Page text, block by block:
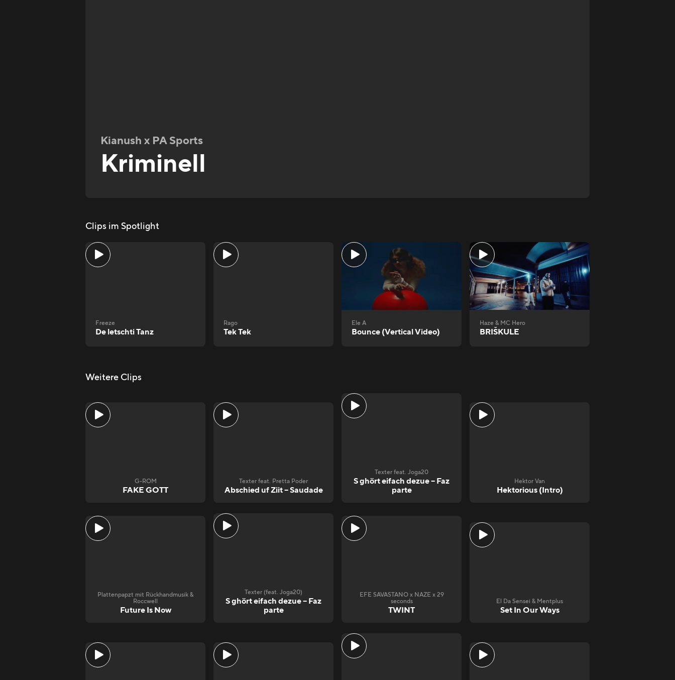
Kianush x PA Sports
Kriminell
Clips im Spotlight
Freeze
De letschti Tanz
Rago
Tek Tek
Ele A
Bounce (Vertical Video)
Haze & MC Hero
BRIŠKULE
Weitere Clips
G-ROM
FAKE GOTT
Texter feat. Pretta Poder
Abschied uf Ziit – Saudade
Texter feat. Joga20
S ghört eifach dezue – Faz
parte
Hektor Van
Hektorious (Intro)
Plattenpapzt mit Rückhandmusik &
Roccwell
Future Is Now
Texter (feat. Joga20)
S ghört eifach dezue – Faz
parte
EFE SAVASTANO x NAZE x 29
seconds
TWINT
El Da Sensei & Mentplus
Set In Our Ways